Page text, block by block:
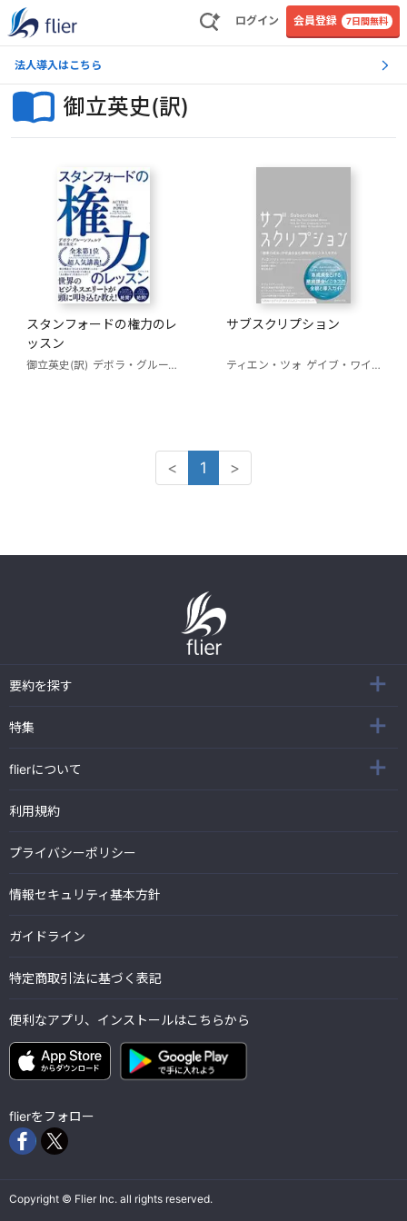
ログイン 会員登録 7日間無料
法人導入はこちら
御立英史(訳)
スタンフォードの権力のレ
ッスン
御立英史(訳) デボラ・グルーンフェルド
サブスクリプション
ティエン・ツォ ゲイブ・ワイザート
< 1 >
要約を探す
特集
flierについて
利用規約
プライバシーポリシー
情報セキュリティ基本方針
ガイドライン
特定商取引法に基づく表記
便利なアプリ、インストールはこちらから
flierをフォロー
Copyright © Flier Inc. all rights reserved.